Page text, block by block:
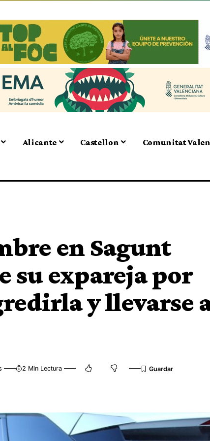
Alicante Castellon Comunitat
en Sagunt
su expareja por
y llevarse
2 Min Lectura